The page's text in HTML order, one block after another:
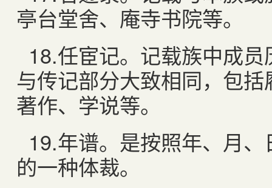
亭台堂舍、庵寺书院等。
18.任宦记。记载族中成
与传记部分大致相同，包
著作、学说等。
19.年谱。是按照年、月
的一种体裁。